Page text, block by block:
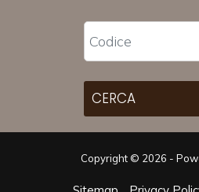
CERCA
Copyright © 2026 -